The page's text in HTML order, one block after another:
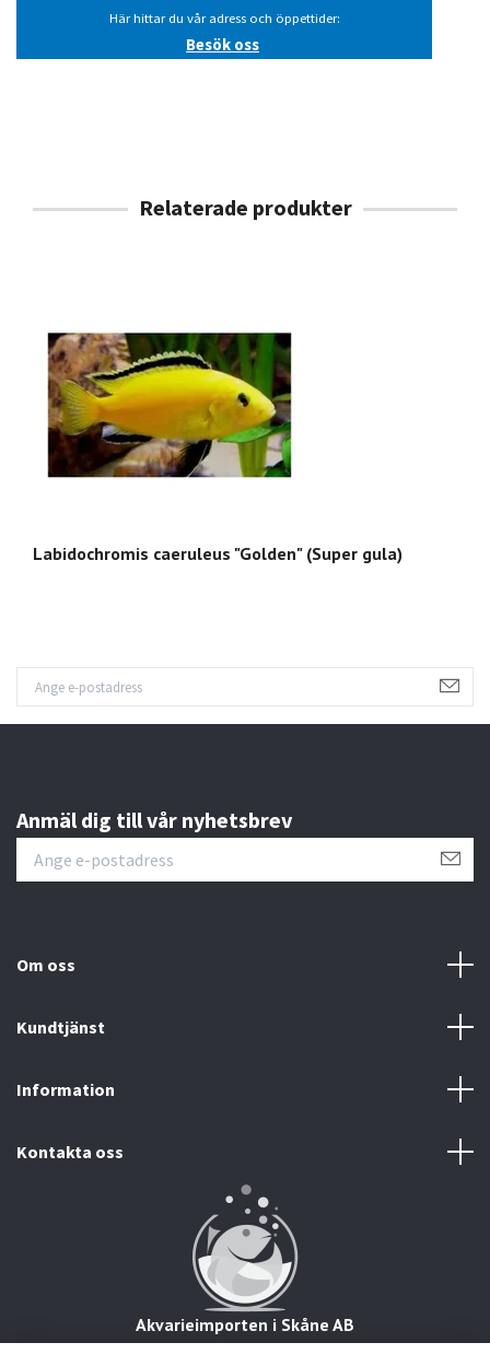
Här hittar du vår adress och öppettider:
Besök oss
Labidochromis caeruleus "Golden" (Super gula)
Anmäl dig till vår nyhetsbrev
Om oss
Kundtjänst
Information
Kontakta oss
Akvarieimporten i Skåne AB